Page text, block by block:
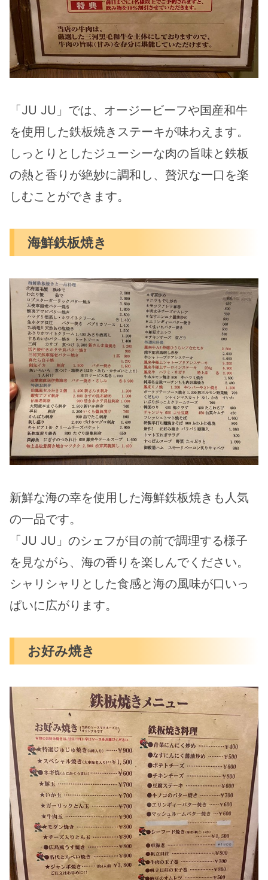
「JU JU」では、オージービーフや国産和牛
を使用した鉄板焼きステーキが味わえます。
しっとりとしたジューシーな肉の旨味と鉄板
の熱と香りが絶妙に調和し、贅沢な一口を楽
しむことができます。
海鮮鉄板焼き
新鮮な海の幸を使用した海鮮鉄板焼きも人気
の一品です。
「JU JU」のシェフが目の前で調理する様子
を見ながら、海の香りを楽しんでください。
シャリシャリとした食感と海の風味が口いっ
ぱいに広がります。
お好み焼き